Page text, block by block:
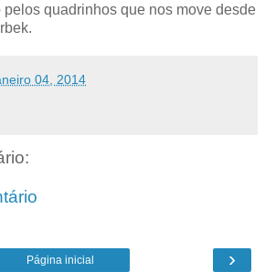
quadrinhos que nos move desde
04, 2014
›
Página inicial